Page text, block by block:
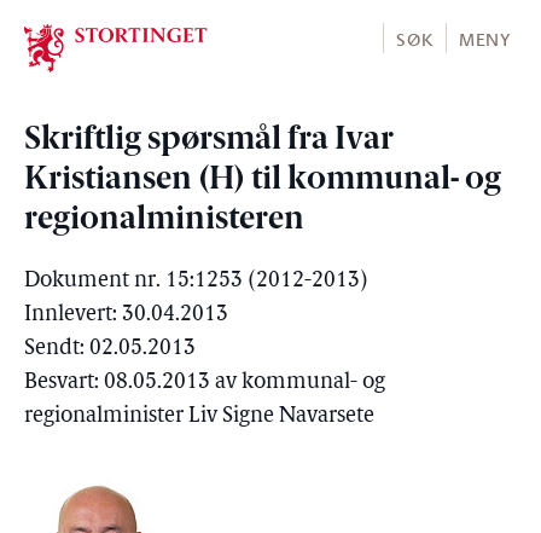
Stortinget.no
SØK MENY
Skriftlig spørsmål fra Ivar
Kristiansen (H) til kommunal- og
regionalministeren
Dokument nr. 15:1253 (2012-2013)
Innlevert: 30.04.2013
Sendt: 02.05.2013
Besvart: 08.05.2013 av kommunal- og
regionalminister Liv Signe Navarsete